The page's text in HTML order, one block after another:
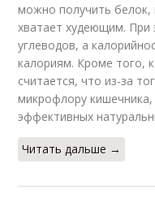
можно получить белок,
хватает худеющим.
углеводов, а
калориям. Кроме того,
считается, что из-за
микрофлору
эффективных
Читать дальше →